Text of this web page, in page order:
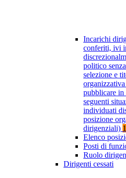
Incarichi
conferiti, ivi
politico
selezione e
pubblicare in
seguenti
individuati
posizione
dirigenziali)
Elenco
Posti di
Ruolo
Dirigenti cessati